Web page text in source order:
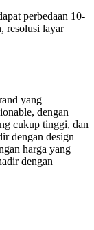
perbedaan 10-
resolusi layar
yang
dengan
cukup tinggi, dan
dengan design
harga yang
dengan